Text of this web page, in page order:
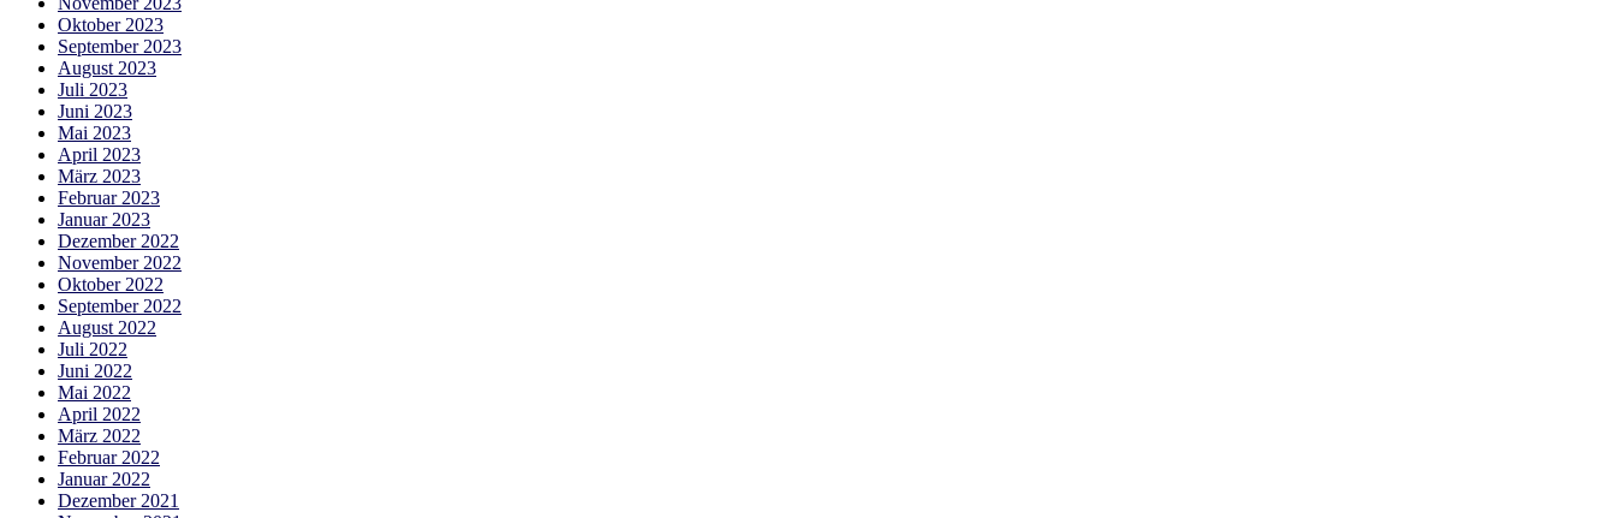
Oktober 2023
September 2023
August 2023
Juli 2023
Juni 2023
Mai 2023
April 2023
März 2023
Februar 2023
Januar 2023
Dezember 2022
November 2022
Oktober 2022
September 2022
August 2022
Juli 2022
Juni 2022
Mai 2022
April 2022
März 2022
Februar 2022
Januar 2022
Dezember 2021